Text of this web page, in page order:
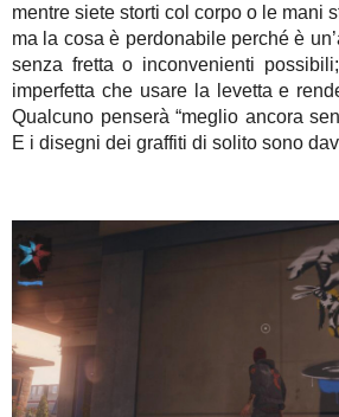
mentre siete storti col corpo o le mani
ma la cosa è perdonabile perché è
senza fretta o inconvenienti
imperfetta che usare la levetta e
Qualcuno penserà “meglio ancora
E i disegni dei graffiti di solito sono